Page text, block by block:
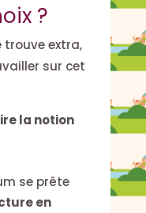
?
extra,
sur cet
la notion
se prête
en